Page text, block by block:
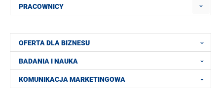
PRACOWNICY
OFERTA DLA BIZNESU
BADANIA I NAUKA
KOMUNIKACJA MARKETINGOWA